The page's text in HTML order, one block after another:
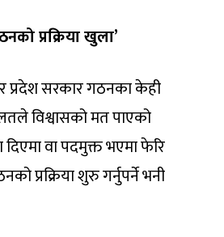
प्रक्रिया खुला’
प्रदेश सरकार गठनका केही
विश्वासको मत पाएको
दिएमा वा पदमुक्त भएमा फेरि
प्रक्रिया शुरु गर्नुपर्ने भनी